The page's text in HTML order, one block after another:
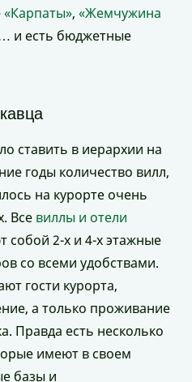
«Карпаты», «Жемчужина
и есть бюджетные
ставить в иерархии на
годы количество вилл,
на курорте очень
Все виллы и отели
собой 2-х и 4-х этажные
со всеми удобствами.
гости курорта,
а только проживание
Правда есть несколько
имеют в своем
базы и